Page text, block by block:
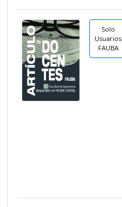
Solo
Usuarios
FAUBA